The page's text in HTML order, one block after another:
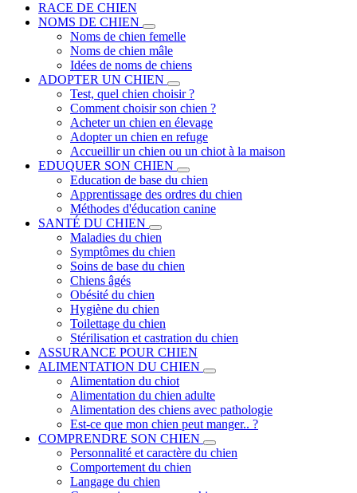
RACE DE CHIEN
NOMS DE CHIEN
Noms de chien femelle
Noms de chien mâle
Idées de noms de chiens
ADOPTER UN CHIEN
Test, quel chien choisir ?
Comment choisir son chien ?
Acheter un chien en élevage
Adopter un chien en refuge
Accueillir un chien ou un chiot à la maison
EDUQUER SON CHIEN
Education de base du chien
Apprentissage des ordres du chien
Méthodes d'éducation canine
SANTÉ DU CHIEN
Maladies du chien
Symptômes du chien
Soins de base du chien
Chiens âgés
Obésité du chien
Hygiène du chien
Toilettage du chien
Stérilisation et castration du chien
ASSURANCE POUR CHIEN
ALIMENTATION DU CHIEN
Alimentation du chiot
Alimentation du chien adulte
Alimentation des chiens avec pathologie
Est-ce que mon chien peut manger.. ?
COMPRENDRE SON CHIEN
Personnalité et caractère du chien
Comportement du chien
Langage du chien